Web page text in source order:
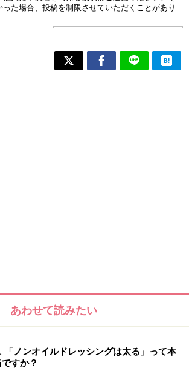
あわせて読みたい
「ノンオイルドレッシングは太る」って本
ですか？